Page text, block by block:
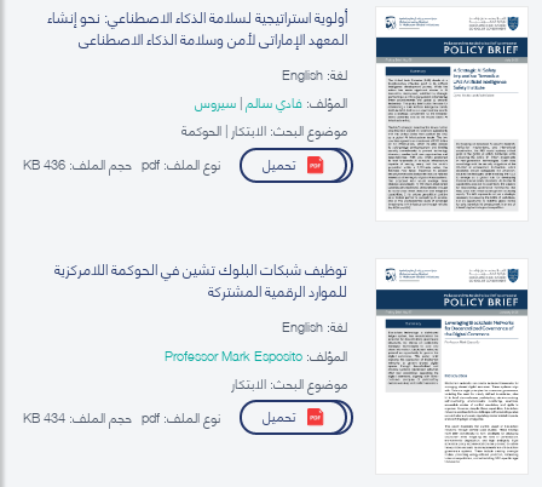
أولوية استراتيجية لسلامة الذكاء الاصطناعي: نحو إنشاء
المعهد الإماراتي لأمن وسلامة الذكاء الاصطناعي
لغة: English
المؤلف: فادي سالم| سيروس
موضوع البحث: الابتكار | الحوكمة
تحميل
نوع الملف: حجم الملف:
توظيف شبكات البلوك تشين في الحوكمة اللامركزية
للموارد الرقمية المشتركة
لغة: English
المؤلف: Professor Mark Esposito
موضوع البحث: الابتكار
تحميل
نوع الملف: حجم الملف: